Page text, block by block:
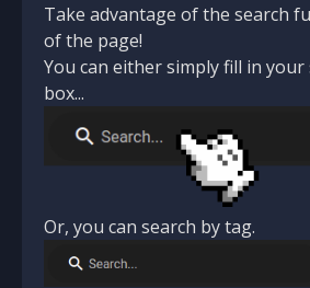
Take advantage of the search
of the page!
You can either simply fill in your
box...
Or, you can search by tag.